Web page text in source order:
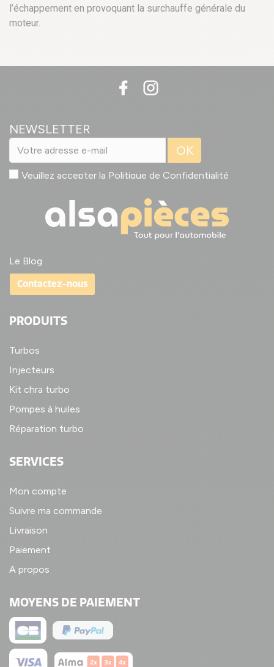
l’échappement en provoquant la surchauffe générale du
moteur.
NEWSLETTER
OK
Veuillez accepter la Politique de Confidentialité
Le Blog
Contactez-nous
PRODUITS
Turbos
Injecteurs
Kit chra turbo
Pompes à huiles
Réparation turbo
SERVICES
Mon compte
Suivre ma commande
Livraison
Paiement
A propos
MOYENS DE PAIEMENT